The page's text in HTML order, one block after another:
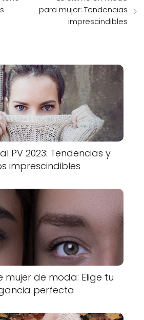
para mujer: Tendencias
imprescindibles
PV 2023: Tendencias y
imprescindibles
mujer de moda: Elige tu
perfecta